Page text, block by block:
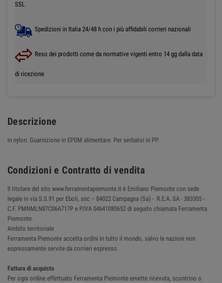
SSL
Spedizioni in Italia 24/48 h con i più affidabili corrieri nazionali
Reso dei prodotti come da normative vigenti entro 14 gg dalla data
di ricezione
Descrizione
in nylon. Guarnizione in EPDM alimentare. Per serbatoi in PP.
Condizioni e Contratto di vendita
Il titolare del sito www.ferramentapiemonte.it è Emiliano Piemonte con sede
legale in via S.S.91 per Eboli, snc – 84022 Campagna (Sa) - R.E.A. SA - 383305 -
C.F. PMNMLN87C06A717P e P.IVA 04641080652 di seguito chiamata Ferramenta
Piemonte.
Ambito territoriale
Ferramenta Piemonte accetta ordini in tutto il mondo, salvo le nazioni non
espressamente servite da corrieri espresso.
Fattura di acquisto
Per ogni ordine effettuato Ferramenta Piemonte emette ricevuta, scontrino o